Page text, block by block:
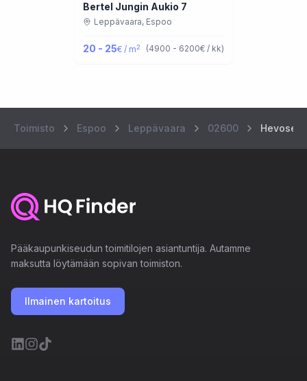
Bertel Jungin Aukio 7
Leppävaara, Espoo
20 - 25€ / m2 (4900 - 6200€ / kk)
Toimisto Espoo Leppävaara 02600
Pääkaupunkiseudun toimitilojen asiantuntija. Autamme
maksutta löytämään sopivan toimiston.
Ilmainen kartoitus